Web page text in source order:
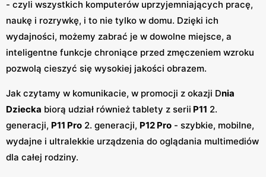
- czyli wszystkich komputerów uprzyjemniających pracę,
naukę i rozrywkę, i to nie tylko w domu. Dzięki ich
wydajności, możemy zabrać je w dowolne miejsce, a
inteligentne funkcje chroniące przed zmęczeniem wzroku
pozwolą cieszyć się wysokiej jakości obrazem.
Jak czytamy w komunikacie, w promocji z okazji Dnia
Dziecka biorą udział również tablety z serii P11 2.
generacji, P11 Pro 2. generacji, P12 Pro - szybkie, mobilne,
wydajne i ultralekkie urządzenia do oglądania multimediów
dla całej rodziny.